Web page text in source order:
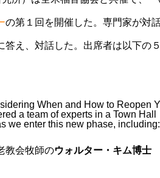
の第１回を開催した。専門家が対
え、対話した。出席者は以下の
When and How to Reopen
a team of experts in a Town Hall
we enter this new phase, including:
教会牧師のウォルター・キム博士